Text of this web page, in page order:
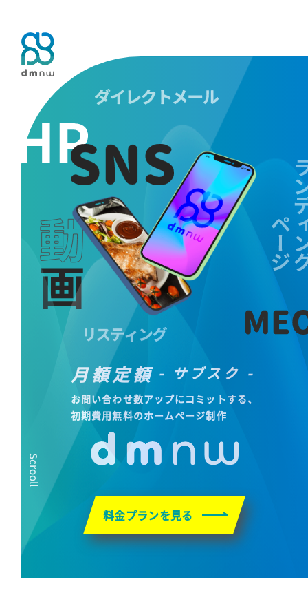
月額定額 - サブスク -
お問い合わせ数アップにコミットする、
初期費用無料のホームページ制作
料金プランを見る
Scrooll